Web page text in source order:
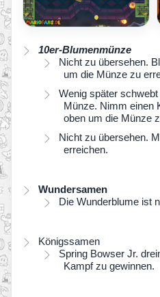
10er-Blumenmünze
Nicht zu übersehen.
um die Münze zu
Wenig später
Münze. Nimm einen
oben um die Münze
Nicht zu übersehen.
erreichen.
Wundersamen
Die Wunderblume ist
Königssamen
Spring Bowser Jr.
Kampf zu gewinnen.